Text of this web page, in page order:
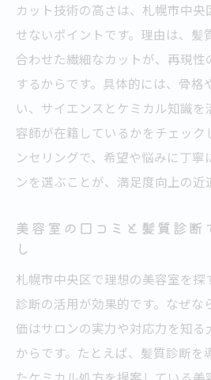
カット技術の高さは、札幌市中央
せないポイントです。理由は、髪
合わせた繊細なカットが、再現性
するからです。具体的には、骨格
い、サイエンスとケミカル知識
容師が在籍しているかをチェック
ンセリングで、希望や悩みに丁寧
ンを選ぶことが、満足度向上の近
美容室の口コミと髪質診断
し
札幌市中央区で理想の美容室を探
診断の活用が効果的です。なぜな
価はサロンの実力や対応力を知る
からです。たとえば、髪質診断を